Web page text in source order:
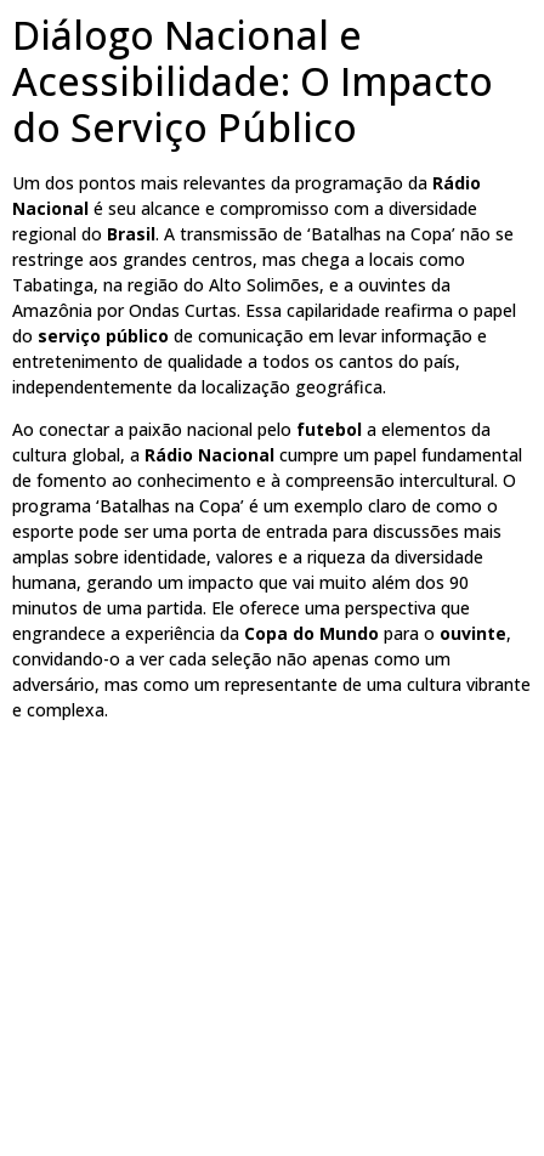
Diálogo Nacional e
Acessibilidade: O Impacto
do Serviço Público
Um dos pontos mais relevantes da programação da Rádio
Nacional é seu alcance e compromisso com a diversidade
regional do Brasil. A transmissão de ‘Batalhas na Copa’ não se
restringe aos grandes centros, mas chega a locais como
Tabatinga, na região do Alto Solimões, e a ouvintes da
Amazônia por Ondas Curtas. Essa capilaridade reafirma o papel
do serviço público de comunicação em levar informação e
entretenimento de qualidade a todos os cantos do país,
independentemente da localização geográfica.
Ao conectar a paixão nacional pelo futebol a elementos da
cultura global, a Rádio Nacional cumpre um papel fundamental
de fomento ao conhecimento e à compreensão intercultural. O
programa ‘Batalhas na Copa’ é um exemplo claro de como o
esporte pode ser uma porta de entrada para discussões mais
amplas sobre identidade, valores e a riqueza da diversidade
humana, gerando um impacto que vai muito além dos 90
minutos de uma partida. Ele oferece uma perspectiva que
engrandece a experiência da Copa do Mundo para o ouvinte,
convidando-o a ver cada seleção não apenas como um
adversário, mas como um representante de uma cultura vibrante
e complexa.